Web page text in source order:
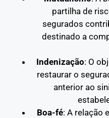
partilha de
segurados
destinado a
Indenização: O
restaurar o
anterior ao
Boa-fé: A relação